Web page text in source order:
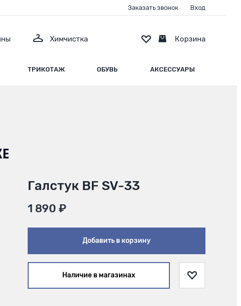
ТРИКОТАЖ ОБУВЬ АКСЕССУАРЫ
Химчистка
Заказать звонок Вход
Корзина
Галстук BF SV-33
1 890 ₽
Добавить в корзину
Наличие в магазинах